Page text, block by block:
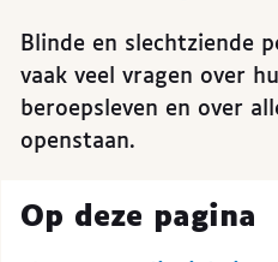
Blinde en slechtziende
vaak veel vragen over
beroepsleven en over
openstaan.
Op deze pagina